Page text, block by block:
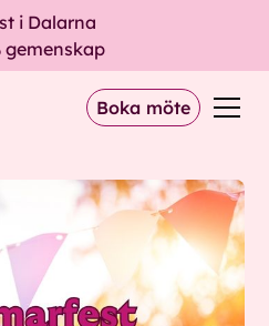
i Dalarna
gemenskap
Boka möte